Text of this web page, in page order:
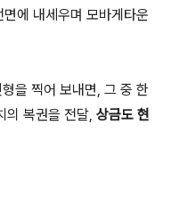
면에 내세우며 모바게타운
을 찍어 보내면, 그 중 한
의 복권을 전달, 상금도 현